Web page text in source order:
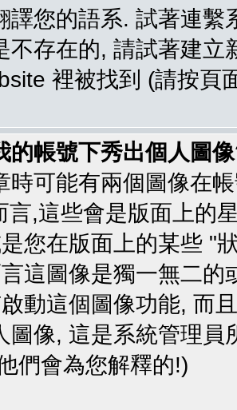
譯您的語系. 試著連
不存在的, 請試著建
裡被找到 (請按頁
的帳號下秀出個人圖
時可能有兩個圖像在
言,這些會是版面上的
您在版面上的某些 "
這圖像是獨一無二
動這個圖像功能, 而
圖像, 這是系統管理
們會為您解釋的!)